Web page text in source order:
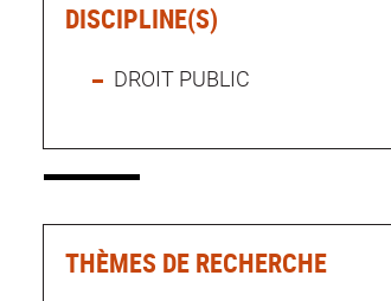
DISCIPLINE(S)
DROIT PUBLIC
THÈMES DE RECHERCHE